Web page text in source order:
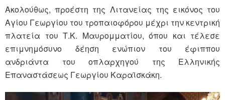
Ακολούθως, προέστη της Λιτανείας της εικόνος του
Αγίου Γεωργίου του τροπαιοφόρου μέχρι την κεντρική
πλατεία του Τ.Κ. Μαυρομματίου, όπου και τέλεσε
επιμνημόσυνο δέηση ενώπιον του έφιππου
ανδριάντα του οπλαρχηγού της Ελληνικής
Επαναστάσεως Γεωργίου Καραϊσκάκη.